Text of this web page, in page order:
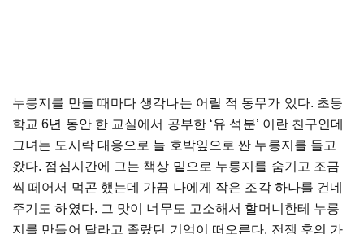
누릉지를 만들 때마다 생각나는 어릴 적 동무가 있다. 초등
학교 6년 동안 한 교실에서 공부한‘유 석분’ 이란 친구인데
그녀는 도시락 대용으로 늘 호박잎으로 싼 누릉지를 들고
왔다. 점심시간에 그는 책상 밑으로 누릉지를 숨기고 조금
씩 떼어서 먹곤 했는데 가끔 나에게 작은 조각 하나를 건네
주기도 하였다. 그 맛이 너무도 고소해서 할머니한테 누릉
지를 만들어 달라고 졸랐던 기억이 떠오른다. 전쟁 후의 가